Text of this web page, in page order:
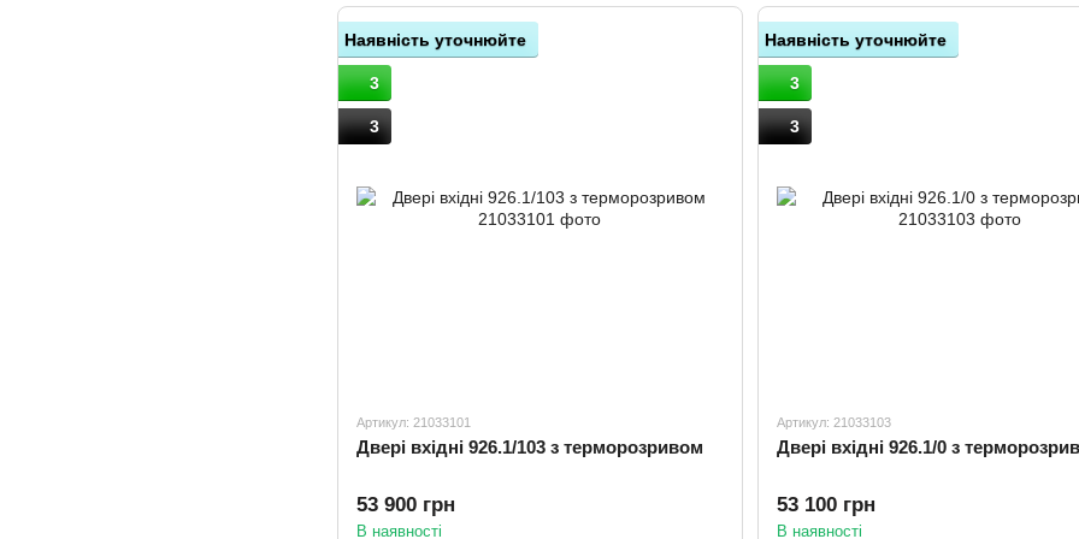
Наявність уточнюйте
3
3
Артикул: 21033101
Двері вхідні 926.1/103 з терморозривом
53 900 грн
В наявності
Наявність уточнюйте
3
3
Артикул: 21033103
Двері вхідні 926.1/0 з
53 100 грн
В наявності